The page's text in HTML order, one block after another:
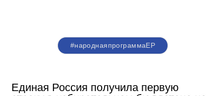
#народнаяпрограммаЕР
Единая Россия получила первую